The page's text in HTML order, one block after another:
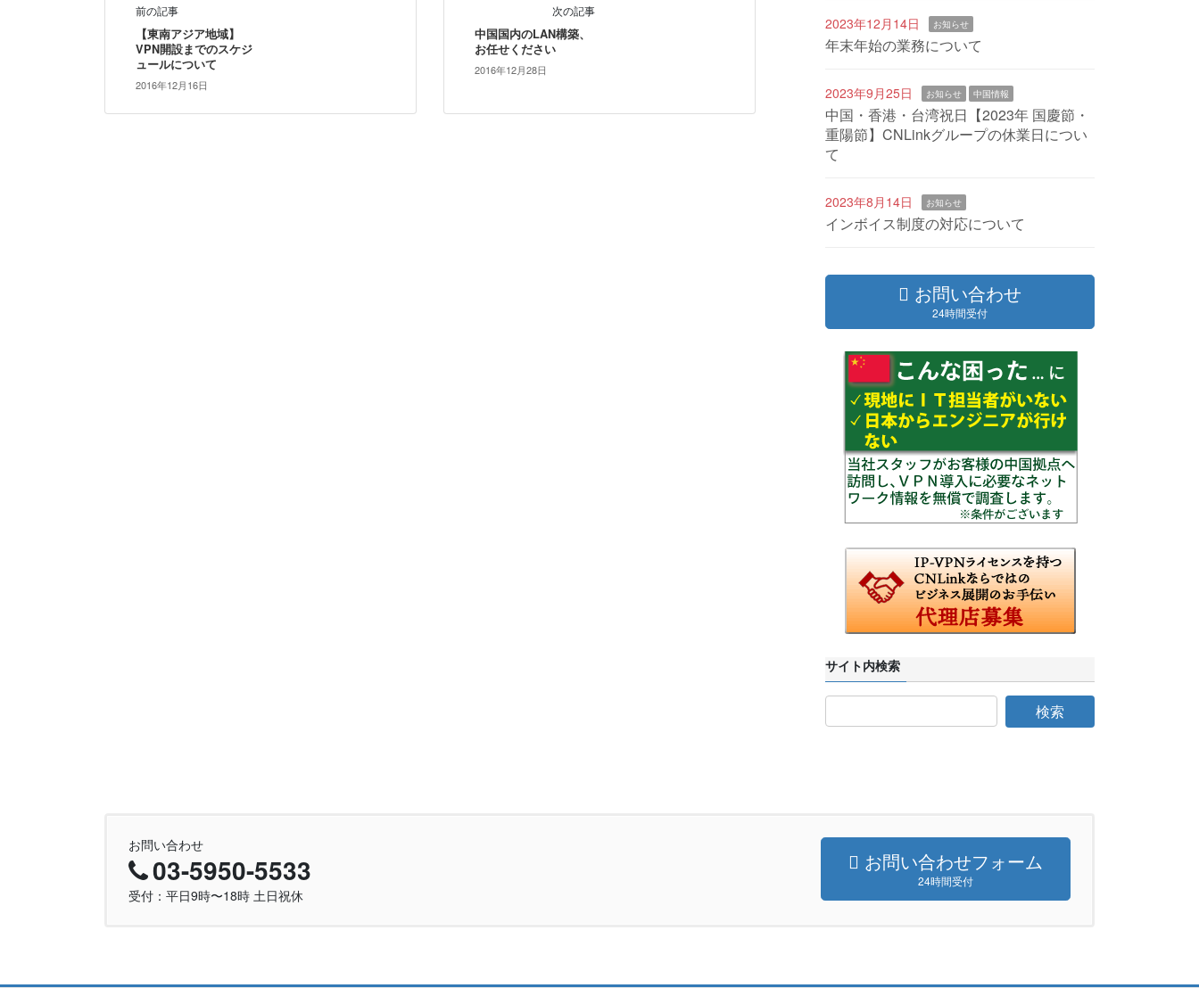
前の記事
【東南アジア地域】
VPN開設までのスケジ
ュールについて
2016年12月16日
次の記事
中国国内のLAN構築、
お任せください
2016年12月28日
2023年12月14日 お知らせ
年末年始の業務について
2023年9月25日 お知らせ 中国情報
中国・香港・台湾祝日【2023年 国慶節・
重陽節】CNLinkグループの休業日につい
て
2023年8月14日 お知らせ
インボイス制度の対応について
お問い合わせ
24時間受付
サイト内検索
お問い合わせ
03-5950-5533
受付：平日9時〜18時 土日祝休
お問い合わせフォーム
24時間受付